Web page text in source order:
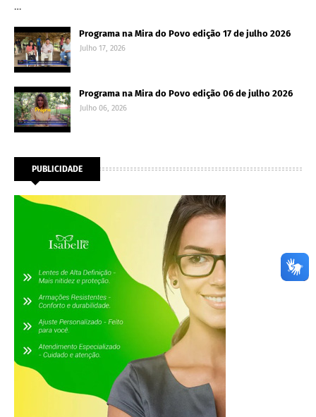
…
Programa na Mira do Povo edição 17 de julho 2026
Julho 17, 2026
Programa na Mira do Povo edição 06 de julho 2026
Julho 06, 2026
PUBLICIDADE